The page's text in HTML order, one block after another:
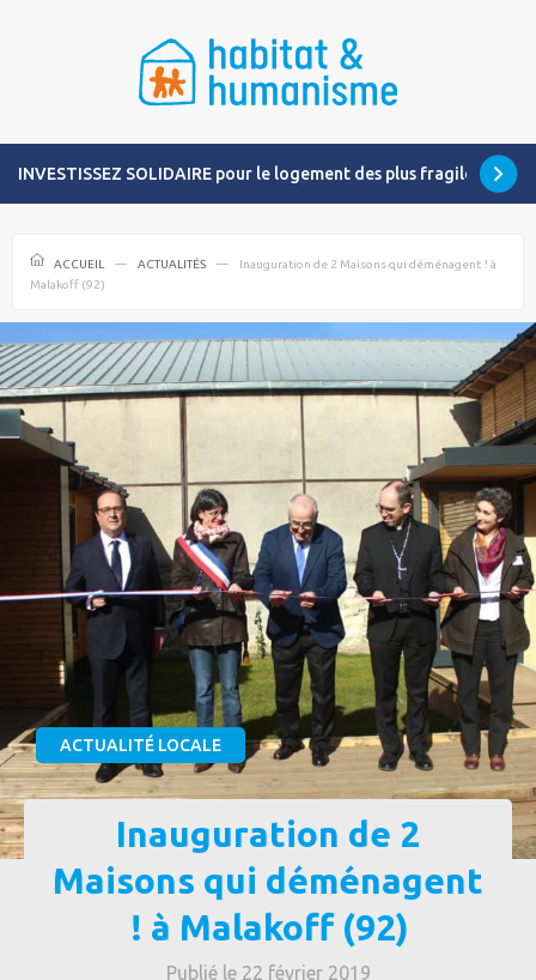
INVESTISSEZ SOLIDAIRE pour le logement des plus fragiles
ACCUEIL ACTUALITÉS
Inauguration de 2 Maisons qui déménagent ! à
Malakoff (92)
ACTUALITÉ LOCALE
Inauguration de 2
Maisons qui déménagent
! à Malakoff (92)
Publié le 22 février 2019